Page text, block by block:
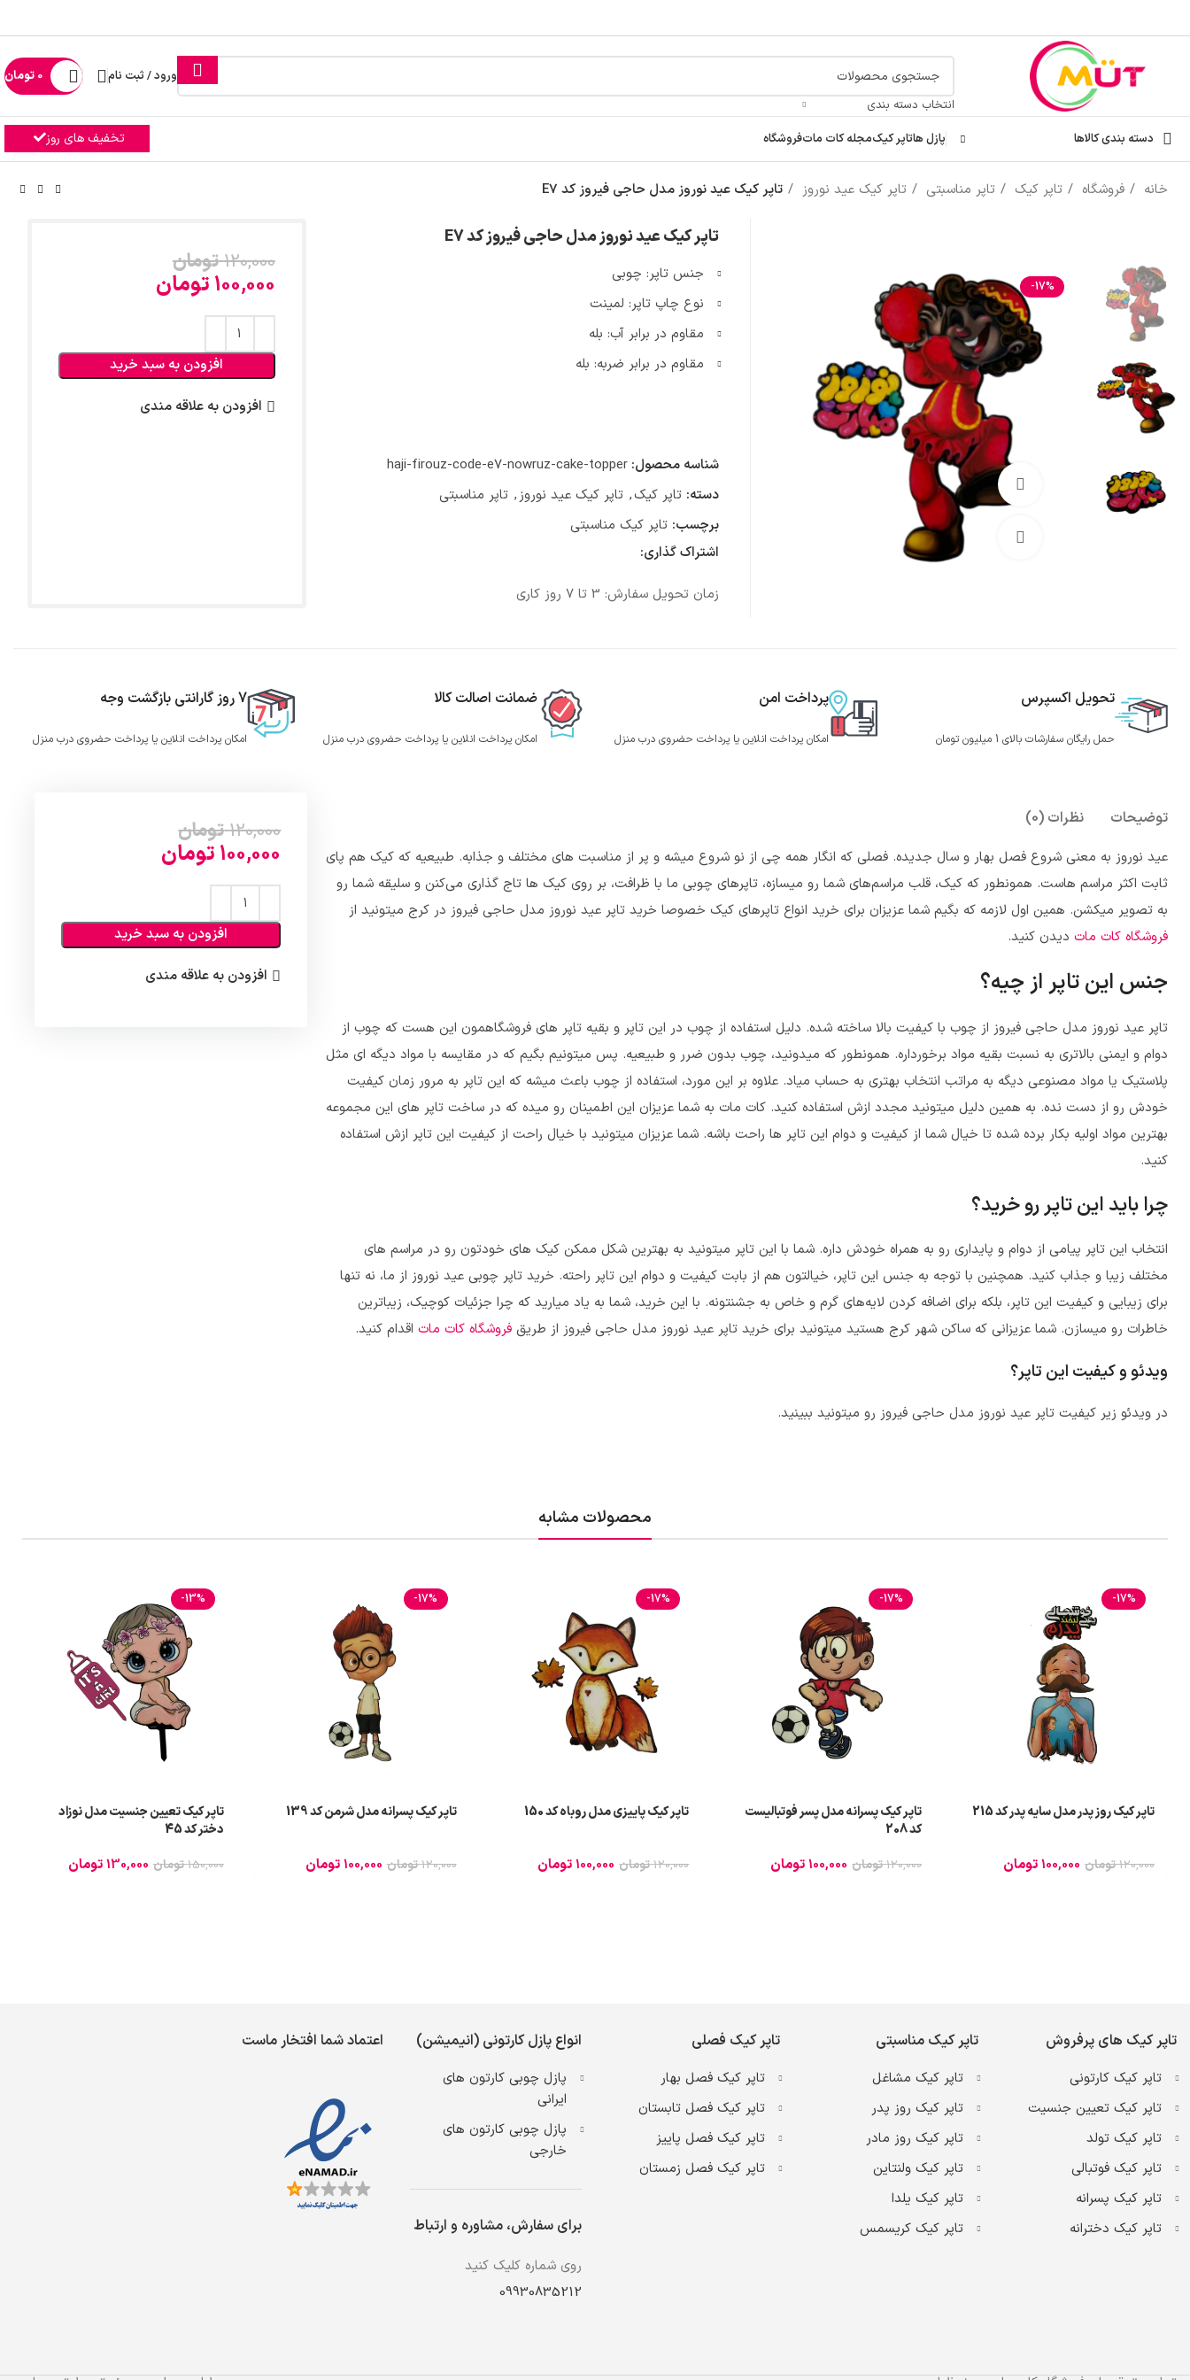
انتخاب دسته بندی
ورود / ثبت نام 0 تومان
دسته بندی کالاها پازل هاتاپر کیکمجله کات ماتفروشگاه تخفیف های روز
خانه فروشگاه تاپر کیک تاپر مناسبتی تاپر کیک عید نوروز تاپر کیک عید نوروز مدل حاجی فیروز کد E7
-17%
تماشای ویدئو
بزرگنمایی تصویر
تاپر کیک عید نوروز مدل حاجی فیروز کد E7
جنس تاپر: چوبی
نوع چاپ تاپر: لمینت
مقاوم در برابر آب: بله
مقاوم در برابر ضربه: بله
شناسه محصول:haji-firouz-code-e7-nowruz-cake-topper
دسته: تاپر کیک, تاپر کیک عید نوروز, تاپر مناسبتی
برچسب: تاپر کیک مناسبتی
اشتراک گذاری:
زمان تحویل سفارش: 3 تا 7 روز کاری
120,000تومان
100,000 تومان
افزودن به سبد خرید
افزودن به علاقه مندی
تحویل اکسپرس
حمل رایگان سفارشات بالای 1 میلیون تومان
پرداخت امن
امکان پرداخت انلاین یا پرداخت حضروی درب منزل
ضمانت اصالت کالا
امکان پرداخت انلاین یا پرداخت حضروی درب منزل
7 روز گارانتی بازگشت وجه
امکان پرداخت انلاین یا پرداخت حضروی درب منزل
توضیحات نظرات (0)
عید نوروز به معنی شروع فصل بهار و سال جدیده. فصلی که انگار همه چی از نو شروع میشه و پر از مناسبت های مختلف و جذابه. طبیعیه که کیک هم پای
ثابت اکثر مراسم هاست. همونطور که کیک، قلب مراسم‌های شما رو میسازه، تاپرهای چوبی ما با ظرافت، بر روی کیک ها تاج گذاری می‌کنن و سلیقه شما رو
به تصویر میکشن. همین اول لازمه که بگیم شما عزیزان برای خرید انواع تاپرهای کیک خصوصا خرید تاپر عید نوروز مدل حاجی فیروز در کرج میتونید از
فروشگاه کات مات دیدن کنید.
جنس این تاپر از چیه؟
تاپر عید نوروز مدل حاجی فیروز از چوب با کیفیت بالا ساخته شده. دلیل استفاده از چوب در این تاپر و بقیه تاپر های فروشگاهمون این هست که چوب از
دوام و ایمنی بالاتری به نسبت بقیه مواد برخورداره. همونطور که میدونید، چوب بدون ضرر و طبیعیه. پس میتونیم بگیم که در مقایسه با مواد دیگه ای مثل
پلاستیک یا مواد مصنوعی دیگه به مراتب انتخاب بهتری به حساب میاد. علاوه بر این مورد، استفاده از چوب باعث میشه که این تاپر به مرور زمان کیفیت
خودش رو از دست نده. به همین دلیل میتونید مجدد ازش استفاده کنید. کات مات به شما عزیزان این اطمینان رو میده که در ساخت تاپر های این مجموعه
بهترین مواد اولیه بکار برده شده تا خیال شما از کیفیت و دوام این تاپر ها راحت باشه. شما عزیزان میتونید با خیال راحت از کیفیت این تاپر ازش استفاده
کنید.
چرا باید این تاپر رو خرید؟
انتخاب این تاپر پیامی از دوام و پایداری رو به همراه خودش داره. شما با این تاپر میتونید به بهترین شکل ممکن کیک های خودتون رو در مراسم های
مختلف زیبا و جذاب کنید. همچنین با توجه به جنس این تاپر، خیالتون هم از بابت کیفیت و دوام این تاپر راحته. خرید تاپر چوبی عید نوروز از ما، نه تنها
برای زیبایی و کیفیت این تاپر، بلکه برای اضافه کردن لایه‌های گرم و خاص به جشنتونه. با این خرید، شما به یاد میارید که چرا جزئیات کوچیک، زیباترین
خاطرات رو میسازن. شما عزیزانی که ساکن شهر کرج هستید میتونید برای خرید تاپر عید نوروز مدل حاجی فیروز از طریق فروشگاه کات مات اقدام کنید.
ویدئو و کیفیت این تاپر؟
در ویدئو زیر کیفیت تاپر عید نوروز مدل حاجی فیروز رو میتونید ببینید.
120,000تومان
100,000 تومان
افزودن به سبد خرید
افزودن به علاقه مندی
محصولات مشابه
-17%
تاپر کیک روز پدر مدل سایه پدر کد 215
120,000تومان 100,000تومان
-17%
تاپر کیک پسرانه مدل پسر فوتبالیست
کد 208
120,000تومان 100,000تومان
-17%
تاپر کیک پاییزی مدل روباه کد 150
120,000تومان 100,000تومان
-17%
تاپر کیک پسرانه مدل شرمن کد 139
120,000تومان 100,000تومان
-13%
تاپر کیک تعیین جنسیت مدل نوزاد
دختر کد 45
150,000تومان 130,000تومان
تاپر کیک های پرفروش
تاپر کیک کارتونی
تاپر کیک تعیین جنسیت
تاپر کیک تولد
تاپر کیک فوتبالی
تاپر کیک پسرانه
تاپر کیک دخترانه
تاپر کیک مناسبتی
تاپر کیک مشاغل
تاپر کیک روز پدر
تاپر کیک روز مادر
تاپر کیک ولنتاین
تاپر کیک یلدا
تاپر کیک کریسمس
تاپر کیک فصلی
تاپر کیک فصل بهار
تاپر کیک فصل تابستان
تاپر کیک فصل پاییز
تاپر کیک فصل زمستان
انواع پازل کارتونی (انیمیشن)
پازل چوبی کارتون های
ایرانی
پازل چوبی کارتون های
خارجی
برای سفارش، مشاوره و ارتباط
روی شماره کلیک کنید
09930835212
اعتماد شما افتخار ماست